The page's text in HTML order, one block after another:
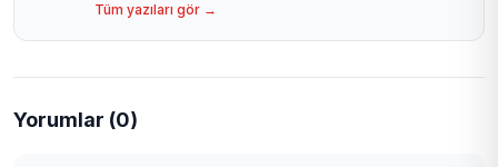
Tüm yazıları gör →
Yorumlar (0)